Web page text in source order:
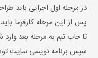
در مرحله اول اجرایی باید
پس از این مرحله کارفرما
تا جاب تیم به مرحله بعد وارد
سپس برنامه نویسی سایت